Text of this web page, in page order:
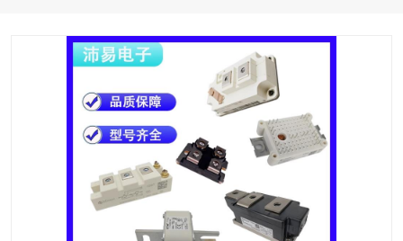
MOS管场效应管 晶闸管